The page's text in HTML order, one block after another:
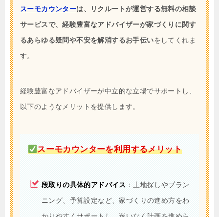
スーモカウンターは、リクルートが運営する無料の相談
サービスで、経験豊富なアドバイザーが家づくりに関す
るあらゆる疑問や不安を解消するお手伝いをしてくれま
す。
経験豊富なアドバイザーが中立的な立場でサポートし、
以下のようなメリットを提供します。
スーモカウンターを利用するメリット
段取りの具体的アドバイス ：土地探しやプラン
ニング、予算設定など、家づくりの進め方をわ